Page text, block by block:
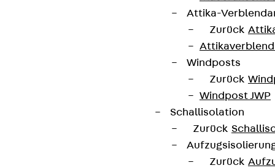
Attika-
Zurück
Windposts
Zurück
Windpost JWP
Schallisolation
Zurück
Zurück